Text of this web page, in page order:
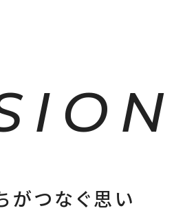
がつなぐ思い